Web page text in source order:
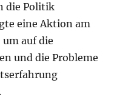
die Politik
eine Aktion am
auf die
und die Probleme